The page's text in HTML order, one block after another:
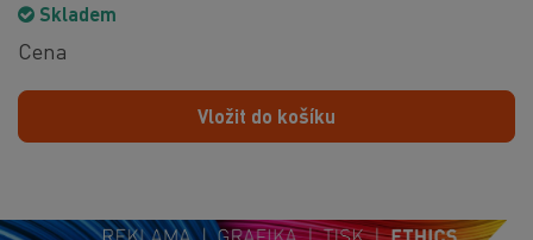
Skladem
Cena
Vložit do košíku